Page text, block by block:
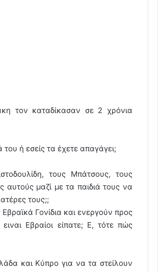
τον καταδίκασαν σε 2 χρόνια
ή εσείς τα έχετε απαγάγει;
τους Μπάτσους, τους
αυτούς μαζί με τα παιδιά τους να
τους;;
Γονίδια και ενεργούν προς
Εβραίοι είπατε; Ε, τότε πώς
και Κύπρο για να τα στείλουν